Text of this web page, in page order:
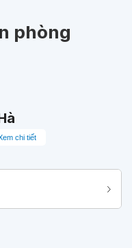
phòng
chi tiết